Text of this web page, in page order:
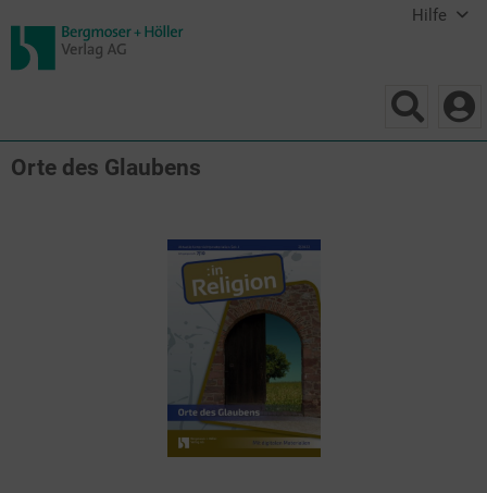
Hilfe
Orte des Glaubens